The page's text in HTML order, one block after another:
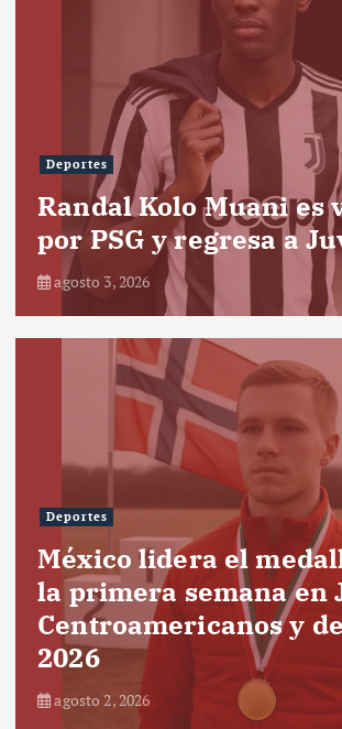
Deportes
Randal Kolo Muani es
por PSG y regresa a
agosto 3, 2026
Deportes
México lidera el
la primera semana en
Centroamericanos y
2026
agosto 2, 2026